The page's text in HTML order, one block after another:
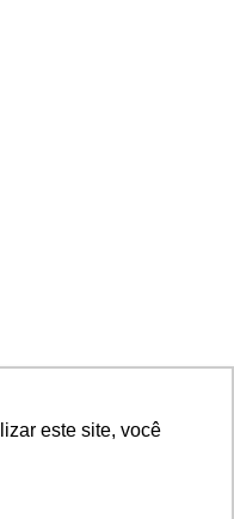
este site, você
este site, você